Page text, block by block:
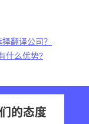
翻译公司？
什么优势?
的态度